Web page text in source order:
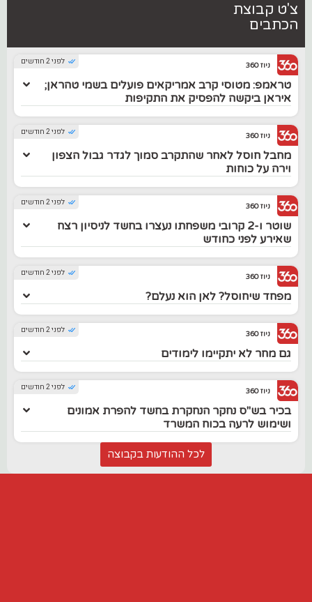
צ'ט קבוצת
הכתבים
לפני 2 חודשים ניוז 360
טראמפ: מטוסי קרב אמריקאים פועלים בשמי טהראן;
איראן ביקשה להפסיק את התקיפות
לפני 2 חודשים ניוז 360
מחבל חוסל לאחר שהתקרב סמוך לגדר גבול הצפון
וירה על כוחות
לפני 2 חודשים ניוז 360
שוטר ו-2 קרובי משפחתו נעצרו בחשד לניסיון רצח
שאירע לפני כחודש
לפני 2 חודשים ניוז 360
מפחד שיחוסל? לאן הוא נעלם?
לפני 2 חודשים ניוז 360
גם מחר לא יתקיימו לימודים
לפני 2 חודשים ניוז 360
בכיר בש"ס נחקר הנחקרת בחשד להפרת אמונים
ושימוש לרעה בכוח המשרד
לכל ההודעות בקבוצה